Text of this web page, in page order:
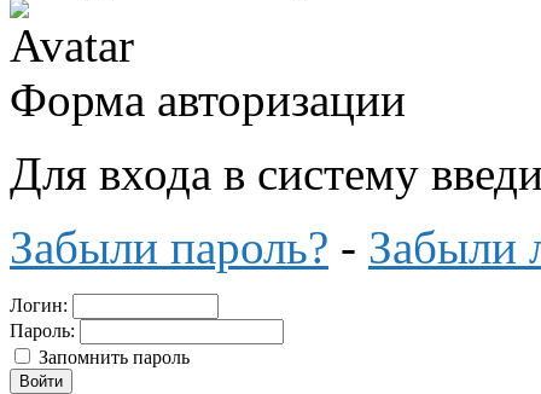
Форма авторизации
Для входа в систему
Забыли пароль? - Забыли
Логин:
Пароль:
Запомнить пароль